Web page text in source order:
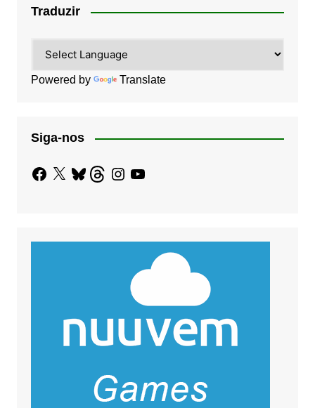
Traduzir
Powered by Translate
Siga-nos
Facebook
X BlueskyThreadsInstagram
YouTube